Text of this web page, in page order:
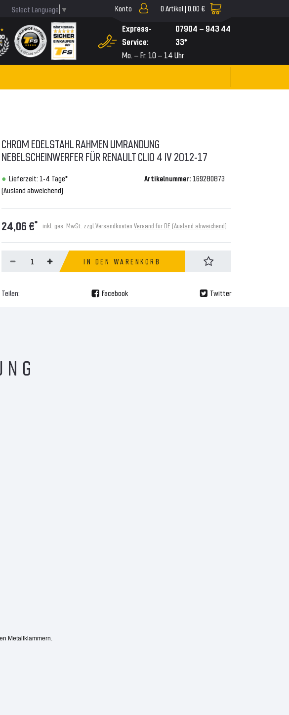
Select Language ▼ Konto 0 Artikel | 0,00 €
Express-
Service:
07904 – 943 44
33*
Mo. – Fr. 10 – 14 Uhr
CHROM EDELSTAHL RAHMEN UMRANDUNG
NEBELSCHEINWERFER FÜR RENAULT CLIO 4 IV 2012-17
Lieferzeit: 1-4 Tage*
(Ausland abweichend)
Artikelnummer: 169280873
24,06 €* inkl. ges. MwSt. zzgl. Versandkosten Versand für DE (Ausland abweichend)
IN DEN WARENKORB
Teilen: Facebook Twitter
Metallklammern.